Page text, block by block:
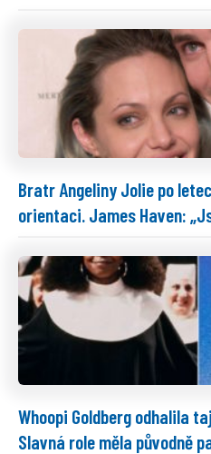
Bratr Angeliny Jolie po
orientaci. James Haven:
Whoopi Goldberg odhalila
Slavná role měla původně